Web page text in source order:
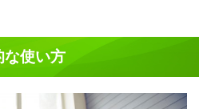
な使い方